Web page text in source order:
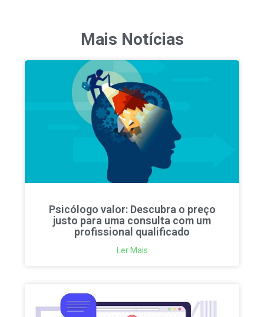
Mais Notícias
Psicólogo valor: Descubra o preço
justo para uma consulta com um
profissional qualificado
Ler Mais